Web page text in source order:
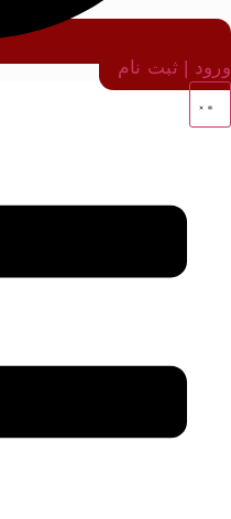
ورود | ثبت نام